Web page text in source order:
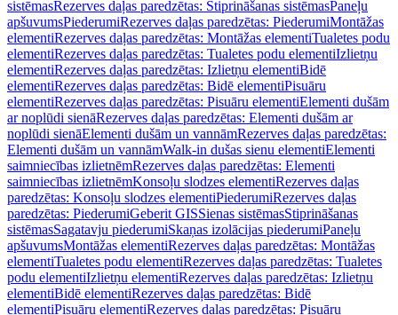
sistēmasRezerves daļas paredzētas: Stiprināšanas sistēmasPaneļu
apšuvumsPiederumiRezerves daļas paredzētas: PiederumiMontāžas
elementiRezerves daļas paredzētas: Montāžas elementiTualetes podu
elementiRezerves daļas paredzētas: Tualetes podu elementiIzlietņu
elementiRezerves daļas paredzētas: Izlietņu elementiBidē
elementiRezerves daļas paredzētas: Bidē elementiPisuāru
elementiRezerves daļas paredzētas: Pisuāru elementiElementi dušām
ar noplūdi sienāRezerves daļas paredzētas: Elementi dušām ar
noplūdi sienāElementi dušām un vannāmRezerves daļas paredzētas:
Elementi dušām un vannāmWalk-in dušas sienu elementiElementi
saimniecības izlietnēmRezerves daļas paredzētas: Elementi
saimniecības izlietnēmKonsoļu slodzes elementiRezerves daļas
paredzētas: Konsoļu slodzes elementiPiederumiRezerves daļas
paredzētas: PiederumiGeberit GISSienas sistēmasStiprināšanas
sistēmasSagatavju piederumiSkaņas izolācijas piederumiPaneļu
apšuvumsMontāžas elementiRezerves daļas paredzētas: Montāžas
elementiTualetes podu elementiRezerves daļas paredzētas: Tualetes
podu elementiIzlietņu elementiRezerves daļas paredzētas: Izlietņu
elementiBidē elementiRezerves daļas paredzētas: Bidē
elementiPisuāru elementiRezerves daļas paredzētas: Pisuāru